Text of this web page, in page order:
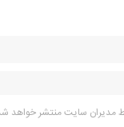
مدیران سایت منتشر خواهد